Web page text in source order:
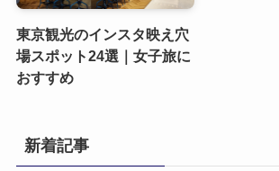
東京観光のインスタ映え穴
場スポット24選｜女子旅に
おすすめ
新着記事